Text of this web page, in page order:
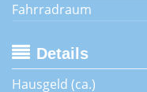
Fahrradraum
Details
Hausgeld (ca.)